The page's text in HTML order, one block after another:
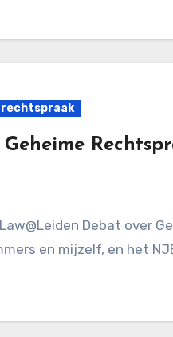
rechtspraak
en mijzelf, en het